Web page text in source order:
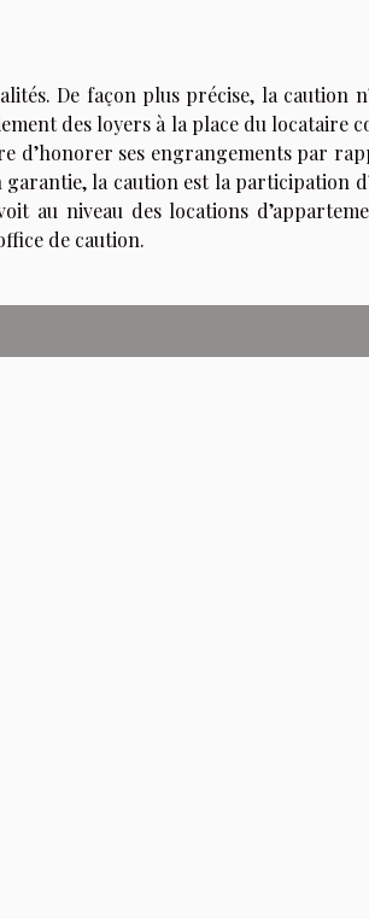
De façon plus précise, la caution
des loyers à la place du locataire
d’honorer ses engrangements par
garantie, la caution est la participation
au niveau des locations
de caution.